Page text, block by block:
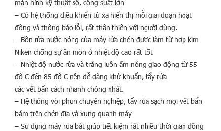
màn hình kỹ thuật số, công suất lớn
– Có hệ thống điều khiển từ xa hiển thị mỗi giai đoạn hoạt
động và thông báo lỗi, rất thân thiện với người dùng.
– Bồn rửa nước nóng của máy rửa chén được làm từ hợp kim
Niken chống sự ăn mòn ở nhiệt độ cao rất tốt
– Nhiệt độ nước rửa và tráng luôn ấm nóng giao động từ 55
độ C đến 85 độ C nên dễ dàng khử khuẩn, tẩy rửa
các vết bẩn cách nhanh chóng nhất.
– Hệ thống vòi phun chuyên nghiệp, tẩy rửa sạch mọi vết bẩn
bám trên chén đĩa và xung quanh máy
– Sử dụng máy rửa bát giúp tiết kiệm rất nhiều thời gian đồng